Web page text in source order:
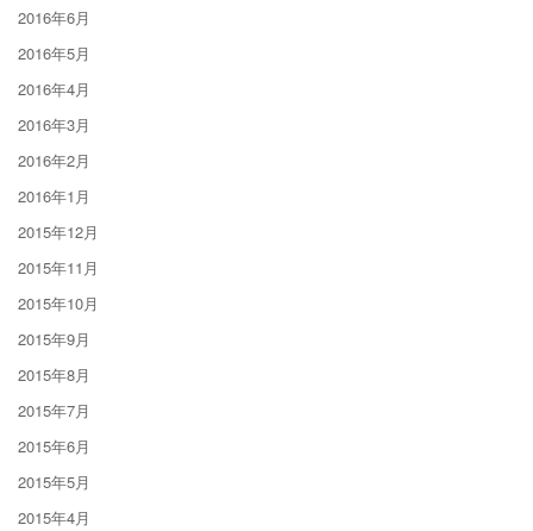
2016年6月
2016年5月
2016年4月
2016年3月
2016年2月
2016年1月
2015年12月
2015年11月
2015年10月
2015年9月
2015年8月
2015年7月
2015年6月
2015年5月
2015年4月